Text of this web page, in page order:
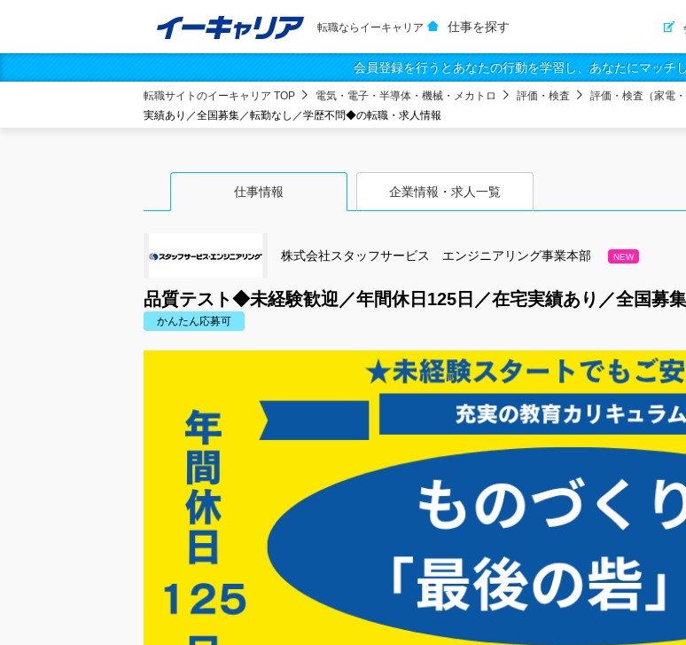
転職ならイーキャリア 仕事を探す
会員登録を行うとあなたの行動を学習し、あなたにマッチ
転職サイトのイーキャリア TOP 電気・電子・半導体・機械・メカトロ 評価・検査 評価・検査（家電
実績あり／全国募集／転勤なし／学歴不問◆の転職・求人情報
仕事情報 企業情報・求人一覧
株式会社スタッフサービス エンジニアリング事業本部 NEW
品質テスト◆未経験歓迎／年間休日125日／在宅実績あり／全国募
かんたん応募可